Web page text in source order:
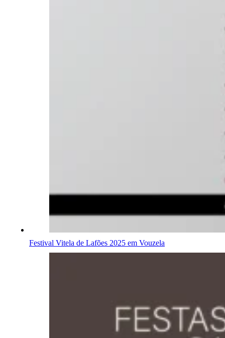
Festival Vitela de Lafões 2025 em Vouzela